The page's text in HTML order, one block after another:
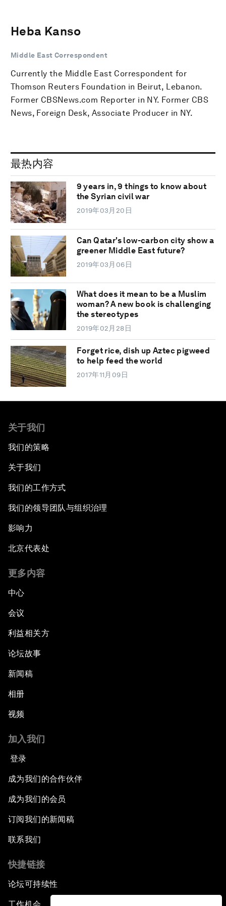
Heba Kanso
Middle East Correspondent
Currently the Middle East Correspondent for
Thomson Reuters Foundation in Beirut, Lebanon.
Former CBSNews.com Reporter in NY. Former CBS
News, Foreign Desk, Associate Producer in NY.
最热内容
9 years in, 9 things to know about
the Syrian civil war
2019年03月20日
Can Qatar's low-carbon city show a
greener Middle East future?
2019年03月06日
What does it mean to be a Muslim
woman? A new book is challenging
the stereotypes
2019年02月28日
Forget rice, dish up Aztec pigweed
to help feed the world
2017年11月09日
关于我们
我们的策略
关于我们
我们的工作方式
我们的领导团队与组织治理
影响力
北京代表处
更多内容
中心
会议
利益相关方
论坛故事
新闻稿
相册
视频
加入我们
登录
成为我们的合作伙伴
成为我们的会员
订阅我们的新闻稿
联系我们
快捷链接
论坛可持续性